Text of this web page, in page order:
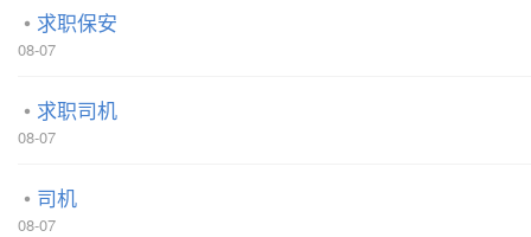
求职保安
08-07
求职司机
08-07
司机
08-07